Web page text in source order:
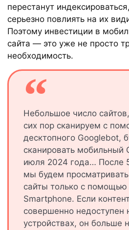
перестанут
серьезно повлиять на их
Поэтому инвестиции в
сайта — это уже не просто
необходимость.
Небольшое число
сих пор сканируем с
десктопного Googlebot,
сканировать мобильный
июля 2024 года… После
мы будем
сайты только с
Smartphone. Если
совершенно недоступен
устройствах, он больше